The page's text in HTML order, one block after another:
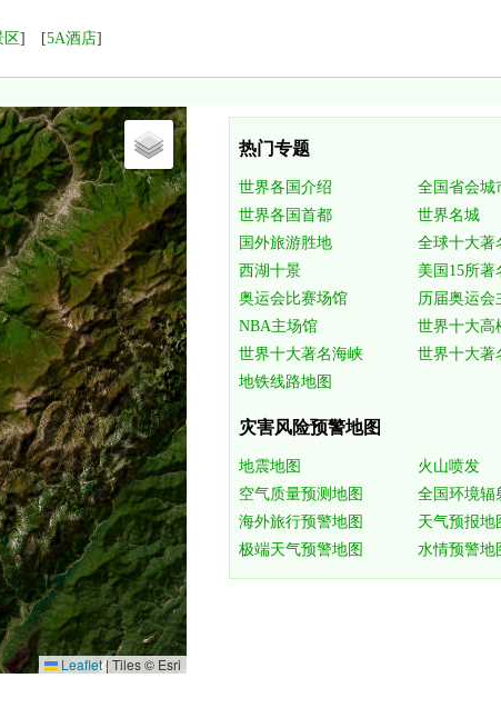
区] [5A酒店]
Leaflet| Tiles © Esri